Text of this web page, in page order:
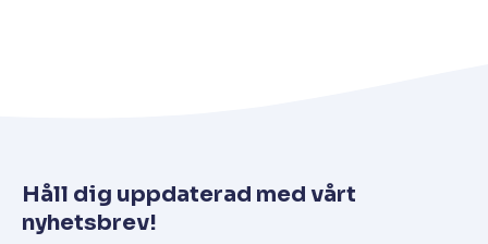
Håll dig uppdaterad med vårt
nyhetsbrev!